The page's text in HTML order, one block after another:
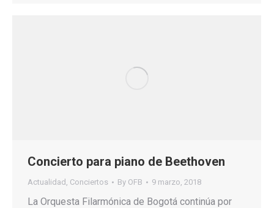
Concierto para piano de Beethoven
Actualidad Conciertos By OFB 9 marzo, 2018
La Orquesta Filarmónica de Bogotá continúa por